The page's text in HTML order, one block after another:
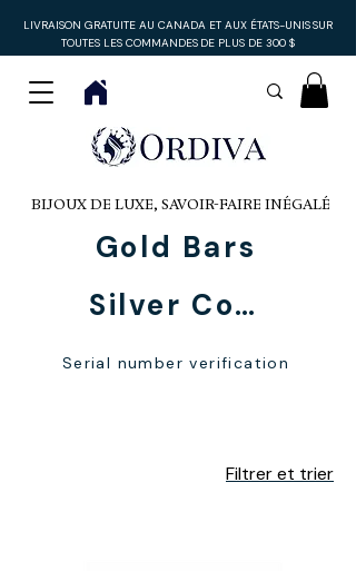
LIVRAISON GRATUITE AU CANADA ET AUX ÉTATS-UNISSUR
TOUTES LES COMMANDES DE PLUS DE 300 $
BIJOUX DE LUXE, SAVOIR-FAIRE INÉGALÉ
Gold Bars
Silver Coins
Serial number verification
Filtrer et trier